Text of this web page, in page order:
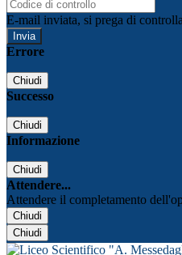
E-mail inviata, si prega di
Errore
Chiudi
Successo
Chiudi
Informazione
Chiudi
Attendere...
Attendere il completamento
Chiudi
Chiudi